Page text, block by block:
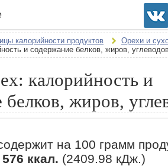
калорийности продуктов
Орехи и
и содержание белков, жиров,
калорийность и
жиров,
на 100 грамм
576 ккал. (2409.98 кДж.)